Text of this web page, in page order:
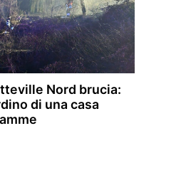
Nord brucia:
di una casa